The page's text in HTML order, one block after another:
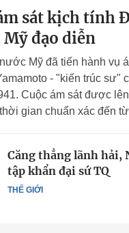
sát kịch tính
đạo diễn
Mỹ đã tiến hành vụ
- "kiến trúc sư"
Cuộc ám sát được
gian chuẩn xác đến
THẾ GIỚI
Căng thẳng lãnh hải,
tập khẩn đại sứ TQ